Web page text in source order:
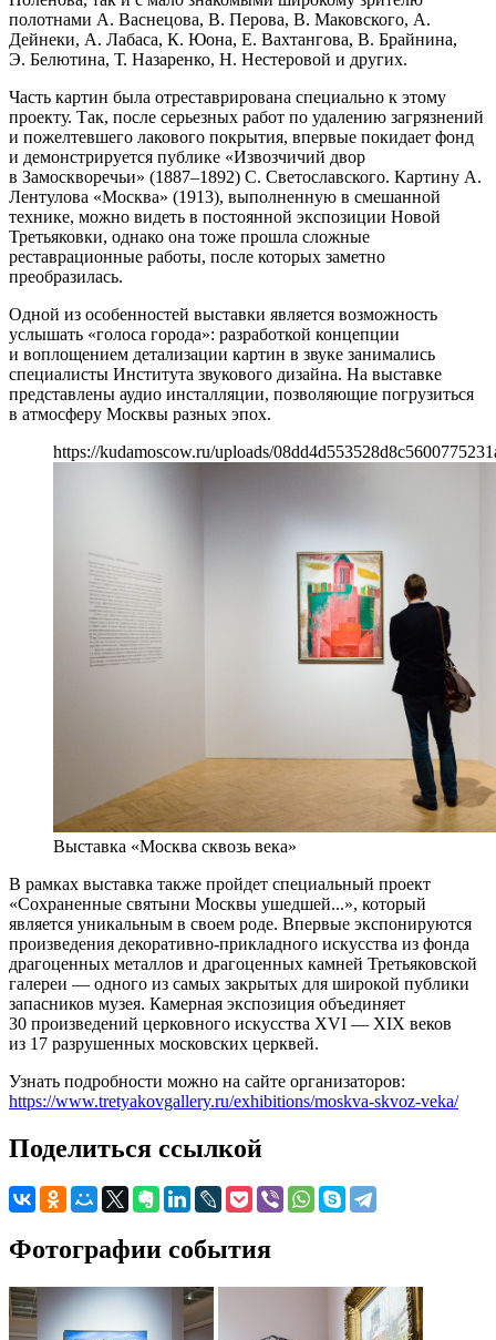
полотнами А. Васнецова, В. Перова, В. Маковского, А.
Дейнеки, А. Лабаса, К. Юона, Е. Вахтангова, В. Брайнина,
Э. Белютина, Т. Назаренко, Н. Нестеровой и других.
Часть картин была отреставрирована специально к этому
проекту. Так, после серьезных работ по удалению загрязнений
и пожелтевшего лакового покрытия, впервые покидает фонд
и демонстрируется публике «Извозчичий двор
в Замоскворечьи» (1887–1892) С. Светославского. Картину А.
Лентулова «Москва» (1913), выполненную в смешанной
технике, можно видеть в постоянной экспозиции Новой
Третьяковки, однако она тоже прошла сложные
реставрационные работы, после которых заметно
преобразилась.
Одной из особенностей выставки является возможность
услышать «голоса города»: разработкой концепции
и воплощением детализации картин в звуке занимались
специалисты Института звукового дизайна. На выставке
представлены аудио инсталляции, позволяющие погрузиться
в атмосферу Москвы разных эпох.
https://kudamoscow.ru/uploads/
Выставка «Москва сквозь века»
В рамках выставка также пройдет специальный проект
«Сохраненные святыни Москвы ушедшей...», который
является уникальным в своем роде. Впервые экспонируются
произведения декоративно-прикладного искусства из фонда
драгоценных металлов и драгоценных камней Третьяковской
галереи — одного из самых закрытых для широкой публики
запасников музея. Камерная экспозиция объединяет
30 произведений церковного искусства XVI — XIX веков
из 17 разрушенных московских церквей.
Узнать подробности можно на сайте организаторов:
https://www.tretyakovgallery.ru/exhibitions/moskva-skvoz-veka/
Поделиться ссылкой
Фотографии события